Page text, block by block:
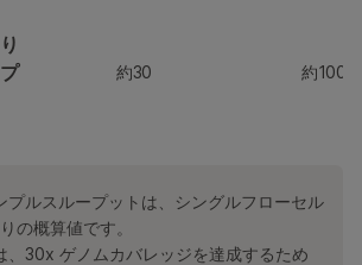
約30 約100
プルスループットは、シングルフローセル
の概算値です。
、30x ゲノムカバレッジを達成するため